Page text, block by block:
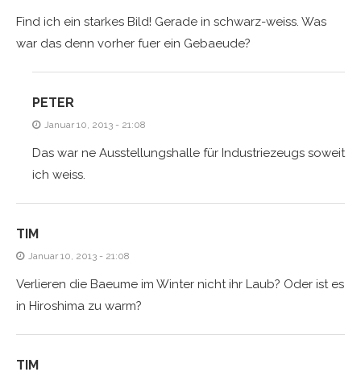
Find ich ein starkes Bild! Gerade in schwarz-weiss. Was
war das denn vorher fuer ein Gebaeude?
PETER
Januar 10, 2013 - 21:08
Das war ne Ausstellungshalle für Industriezeugs soweit
ich weiss.
TIM
Januar 10, 2013 - 21:08
Verlieren die Baeume im Winter nicht ihr Laub? Oder ist es
in Hiroshima zu warm?
TIM